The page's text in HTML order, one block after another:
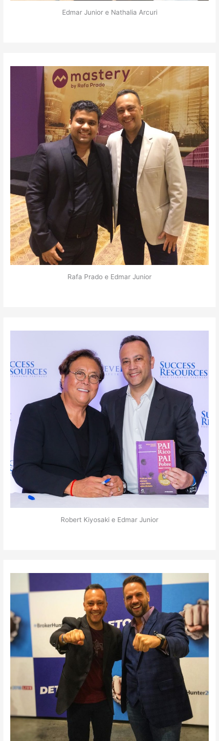
Edmar Junior e Nathalia Arcuri
Rafa Prado e Edmar Junior
Robert Kiyosaki e Edmar Junior